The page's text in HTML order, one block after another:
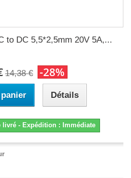
to DC 5,5*2,5mm 20V 5A,...
14,38 € -28%
Détails
livré - Expédition : Immédiate